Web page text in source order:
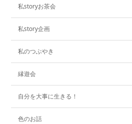
私storyお茶会
私story企画
私のつぶやき
縁遊会
自分を大事に生きる！
色のお話